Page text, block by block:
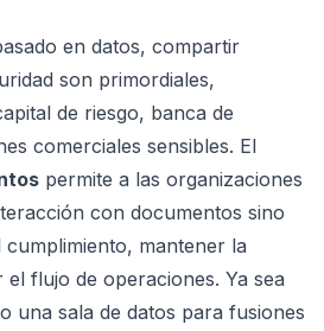
en datos, compartir
son primordiales,
de riesgo, banca de
comerciales sensibles. El
permite a las organizaciones
con documentos sino
mantener la
flujo de operaciones. Ya sea
una sala de datos para fusiones